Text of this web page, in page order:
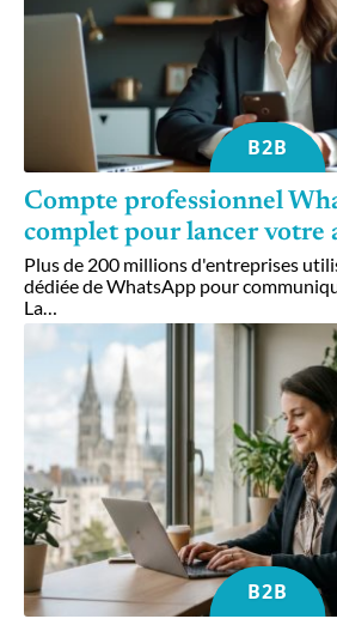
B2B
Compte professionnel
complet pour lancer votre
Plus de 200 millions d'entreprises
dédiée de WhatsApp pour
La…
B2B